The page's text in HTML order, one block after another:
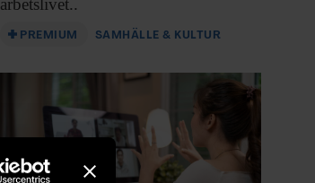
arbetslivet..
PREMIUM SAMHÄLLE & KULTUR